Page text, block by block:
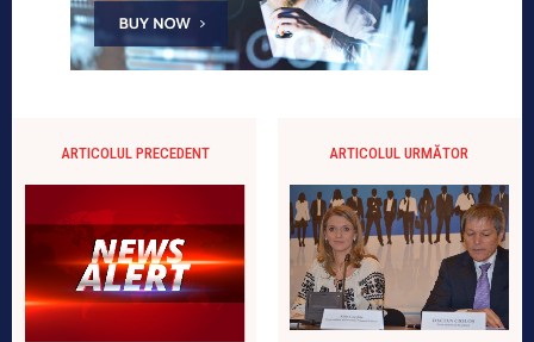
ARTICOLUL PRECEDENT ARTICOLUL URMĂTOR